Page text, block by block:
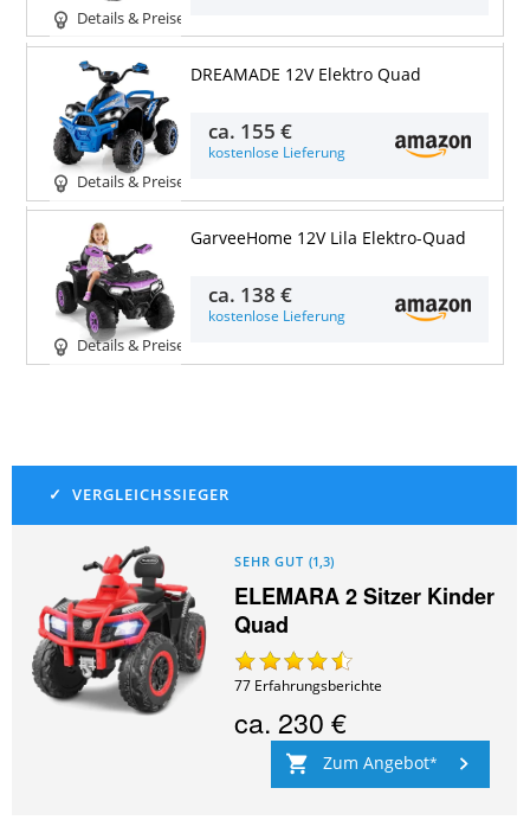
Details & Preise
Details & Preise
DREAMADE 12V Elektro Quad
ca. 155 €
kostenlose Lieferung
Details & Preise
GarveeHome 12V Lila Elektro-Quad
ca. 138 €
kostenlose Lieferung
SEHR GUT (1,3)
ELEMARA 2 Sitzer Kinder
Quad
77 Erfahrungsberichte
ca.230 €
Zum Angebot